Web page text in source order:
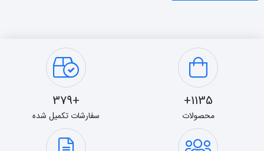
1135+
محصولات
+379
سفارشات تکمیل شده